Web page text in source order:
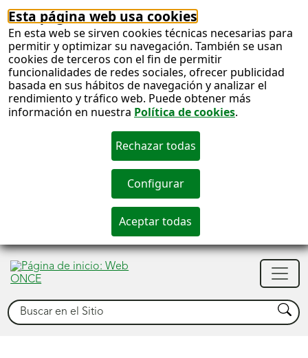
Esta página web usa cookies
En esta web se sirven cookies técnicas necesarias para
permitir y optimizar su navegación. También se usan
cookies de terceros con el fin de permitir
funcionalidades de redes sociales, ofrecer publicidad
basada en sus hábitos de navegación y analizar el
rendimiento y tráfico web. Puede obtener más
información en nuestra Política de cookies.
Buscar Buscar